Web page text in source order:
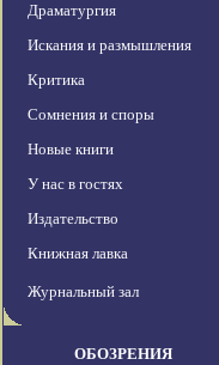
Драматургия
Искания и размышления
Критика
Сомнения и споры
Новые книги
У нас в гостях
Издательство
Книжная лавка
Журнальный зал
ОБОЗРЕНИЯ